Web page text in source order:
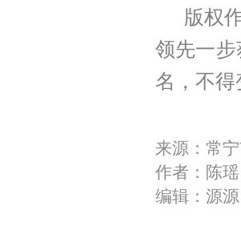
版权
领先一
名，不
来源：常
作者：陈瑶
编辑：源源